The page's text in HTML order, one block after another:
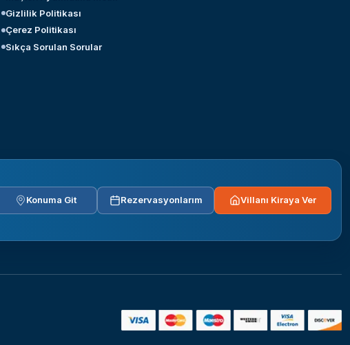
Gizlilik Politikası
Çerez Politikası
Sıkça Sorulan Sorular
Konuma Git Rezervasyonlarım Villanı Kiraya Ver